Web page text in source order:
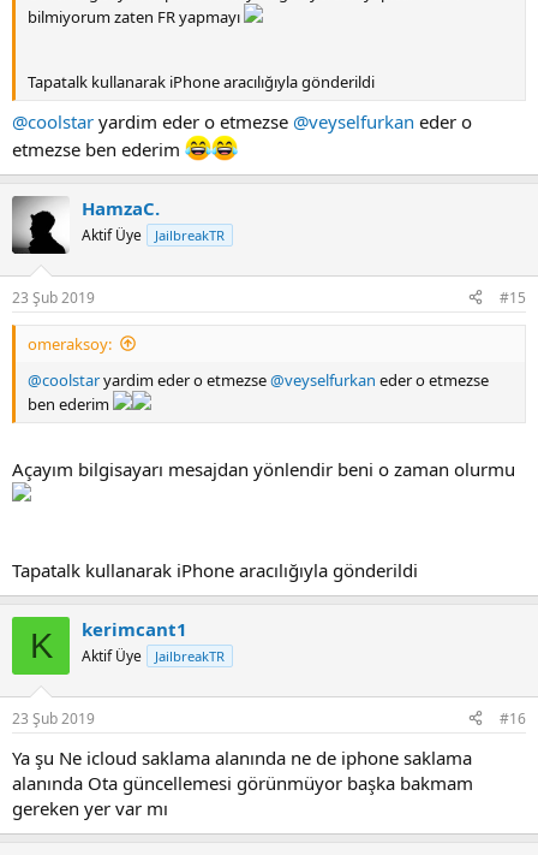
bilmiyorum zaten FR yapmayı
Tapatalk kullanarak iPhone aracılığıyla gönderildi
@coolstar yardim eder o etmezse @veyselfurkan eder o
etmezse ben ederim
HamzaC.
Aktif Üye JailbreakTR
23 Şub 2019 #15
omeraksoy:
@coolstaryardim eder o etmezse@veyselfurkan eder o etmezse
ben ederim
Açayım bilgisayarı mesajdan yönlendir beni o zaman olurmu
Tapatalk kullanarak iPhone aracılığıyla gönderildi
K kerimcant1
Aktif Üye JailbreakTR
23 Şub 2019 #16
Ya şu Ne icloud saklama alanında ne de iphone saklama
alanında Ota güncellemesi görünmüyor başka bakmam
gereken yer var mı